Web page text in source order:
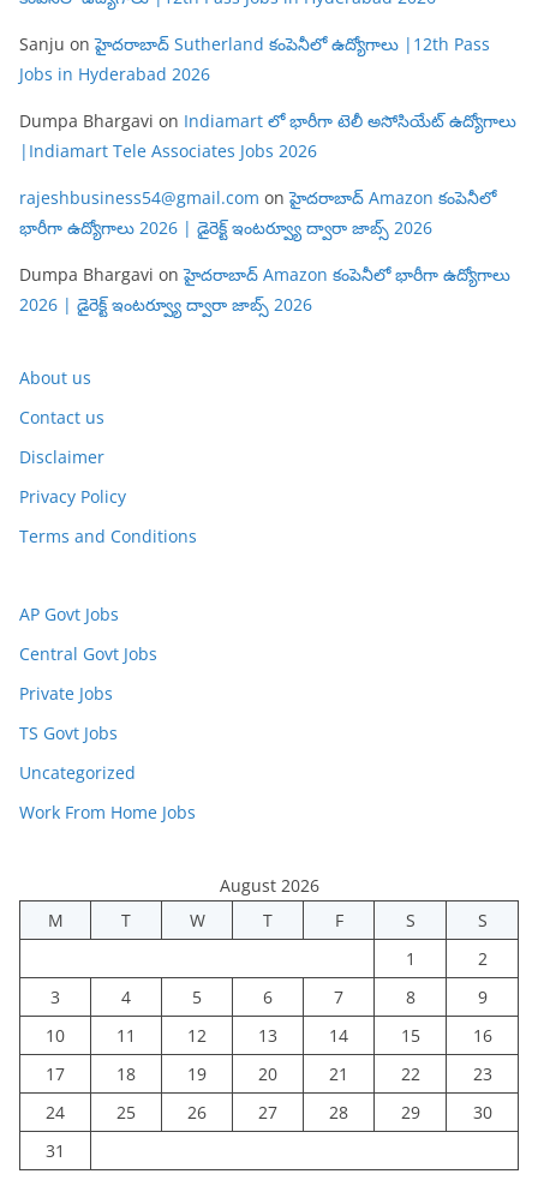
Sanju onహైదరాబాద్ Sutherland కంపెనీలో ఉద్యోగాలు |12th Pass
Jobs in Hyderabad 2026
Dumpa Bhargavi on Indiamart లో భారీగా టెలీ అసోసియేట్ ఉద్యోగాలు
|Indiamart Tele Associates Jobs 2026
rajeshbusiness54@gmail.com onహైదరాబాద్ Amazon కంపెనీలో
భారీగా ఉద్యోగాలు 2026 | డైరెక్ట్ ఇంటర్వ్యూ ద్వారా జాబ్స్ 2026
Dumpa Bhargavi onహైదరాబాద్ Amazon కంపెనీలో భారీగా ఉద్యోగాలు
2026 | డైరెక్ట్ ఇంటర్వ్యూ ద్వారా జాబ్స్ 2026
About us
Contact us
Disclaimer
Privacy Policy
Terms and Conditions
AP Govt Jobs
Central Govt Jobs
Private Jobs
TS Govt Jobs
Uncategorized
Work From Home Jobs
August 2026
M
T W T F S
S
1
2
3
4 5 6 7 8
9
10
11 12 13 14 15
16
17
18 19 20 21 22
23
24
25 26 27 28 29
30
31